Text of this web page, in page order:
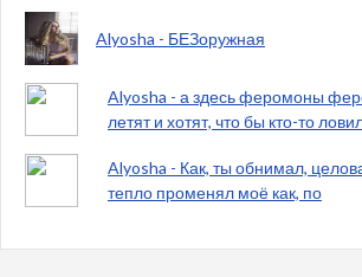
Alyosha - БЕЗоружная
Alyosha - а здесь феромоны
летят и хотят, что бы кто-то
Alyosha - Как, ты обнимал,
тепло променял моё как, по